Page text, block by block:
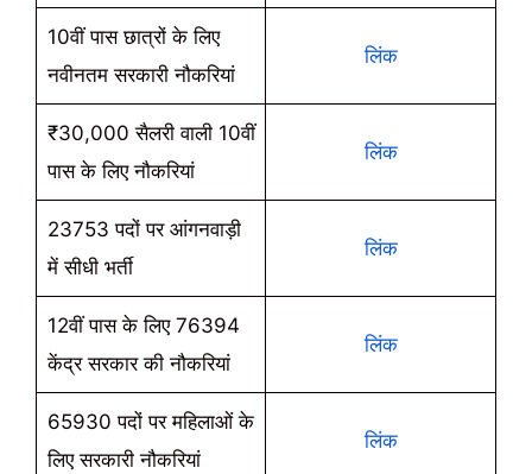
10वीं पास छात्रों के लिए
नवीनतम सरकारी नौकरियां
लिंक
₹30,000 सैलरी वाली 10वीं
पास के लिए नौकरियां
लिंक
23753 पदों पर आंगनवाड़ी
में सीधी भर्ती
लिंक
12वीं पास के लिए 76394
केंद्र सरकार की नौकरियां
लिंक
65930 पदों पर महिलाओं के
लिए सरकारी नौकरियां
लिंक